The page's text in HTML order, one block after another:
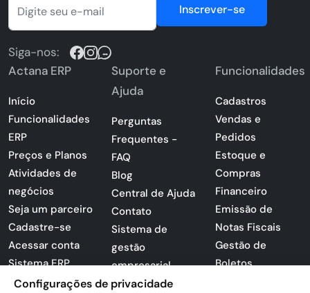
Inscrever-se
Siga-nos:
Actana ERP
Início
Funcionalidades
ERP
Preços e Planos
Atividades de
negócios
Seja um parceiro
Cadastre-se
Acessar conta
Sistema ERP
Apresentação
Suporte e
Ajuda
Perguntas
Frequentes -
FAQ
Blog
Central de Ajuda
Contato
Sistema de
gestão
empresarial
Sistema para
Funcionalidades
Cadastros
Vendas e
Pedidos
Estoque e
Compras
Financeiro
Emissão de
Notas Fiscais
Gestão de
Boletos
Configurações de privacidade